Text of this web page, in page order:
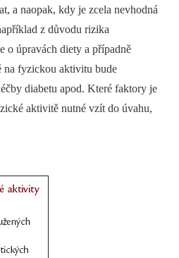
a naopak, kdy je zcela nevhodná
z důvodu rizika
o úpravách diety a případně
na fyzickou aktivitu bude
diabetu apod. Které faktory je
aktivitě nutné vzít do úvahu,